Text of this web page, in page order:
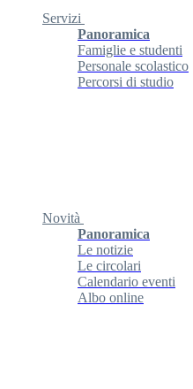
Servizi
Panoramica
Famiglie e studenti
Personale scolastico
Percorsi di studio
Novità
Panoramica
Le notizie
Le circolari
Calendario eventi
Albo online